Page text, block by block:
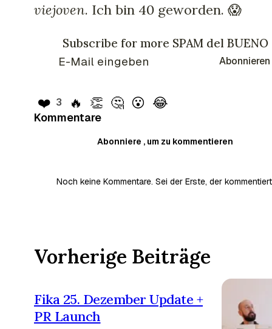
viejoven. Ich bin 40 geworden. 😱
Subscribe for more SPAM del BUENO
Abonnieren
❤️ 3 🔥 👏 🤔 😮 😂
Kommentare
Abonniere , um zu kommentieren
Noch keine Kommentare. Sei der Erste, der
Vorherige Beiträge
Fika 25. Dezember Update +
PR Launch